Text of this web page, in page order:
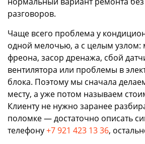
разговоров.
Чаще всего проблема у
одной мелочью, а с целым узлом:
фреона, засор дренажа, сбой
вентилятора или проблемы в
блока. Поэтому мы сначала
месту, а уже потом называем
Клиенту не нужно заранее
поломке — достаточно описать
телефону+7 921 423 13 36,